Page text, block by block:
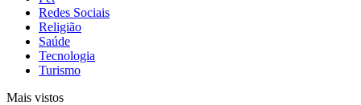
Redes Sociais
Religião
Saúde
Tecnologia
Turismo
Mais vistos